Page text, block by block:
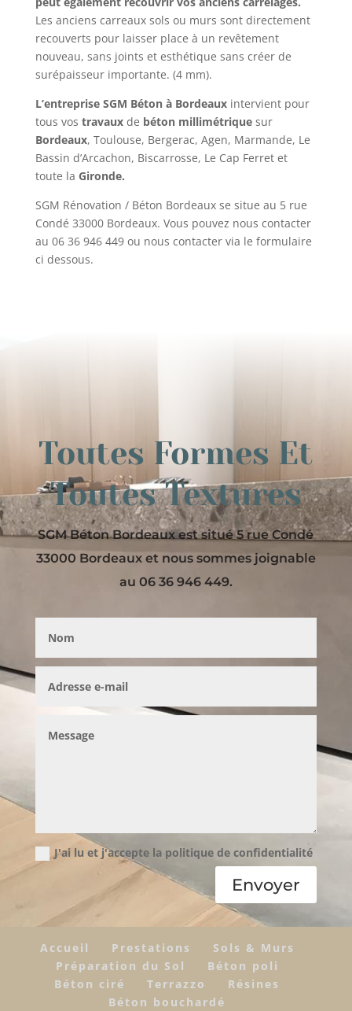
Les anciens carreaux sols ou murs sont directement
recouverts pour laisser place à un revêtement
nouveau, sans joints et esthétique sans créer de
surépaisseur importante. (4 mm).
L’entreprise SGM Béton à Bordeauxintervient pour
tous vos travauxde béton millimétriquesur
Bordeaux, Toulouse, Bergerac, Agen, Marmande, Le
Bassin d’Arcachon, Biscarrosse, Le Cap Ferret et
toute la Gironde.
SGM Rénovation / Béton Bordeaux se situe au 5 rue
Condé 33000 Bordeaux. Vous pouvez nous contacter
au 06 36 946 449ou nous contacter via le formulaire
ci dessous.
Toutes Formes Et
Toutes Textures
SGM Béton Bordeaux est situé 5 rue Condé
33000 Bordeaux et nous sommes joignable
au 06 36 946 449.
J'ai lu et j'accepte la politique de confidentialité
Envoyer
Accueil Prestations
Sols & Murs
Préparation du Sol
Béton poli
Béton ciré
Terrazzo
Résines
Béton bouchardé